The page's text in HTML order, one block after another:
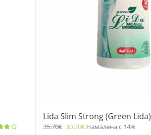
Lida Slim Strong (Green Lida)
35.70€ 30.70€Намалена с 14%